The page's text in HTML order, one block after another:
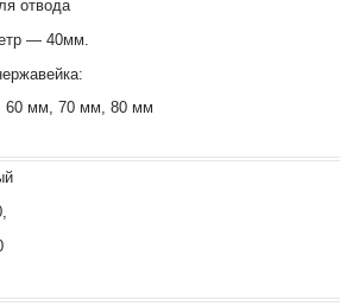
отвода
— 40мм.
мм, 70 мм, 80 мм